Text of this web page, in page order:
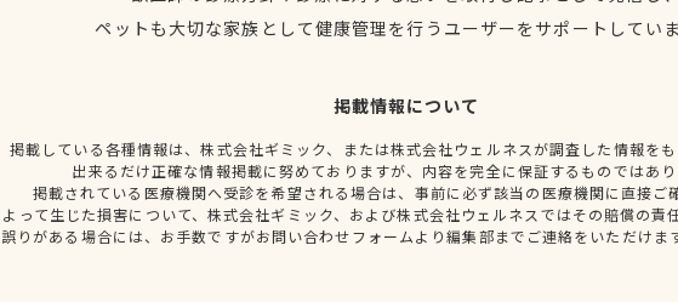
ペットも大切な家族として健康管理を行うユーザーをサポートしてい
掲載情報について
掲載している各種情報は、株式会社ギミック、または株式会社ウェルネスが調査した情報を
出来るだけ正確な情報掲載に努めておりますが、内容を完全に保証するものではあ
掲載されている医療機関へ受診を希望される場合は、事前に必ず該当の医療機関に直接ご
って生じた損害について、株式会社ギミック、および株式会社ウェルネスではその賠償の責
りがある場合には、お手数ですがお問い合わせフォームより編集部までご連絡をいただけま